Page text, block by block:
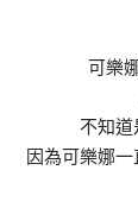
可樂
不知道
因為可樂娜